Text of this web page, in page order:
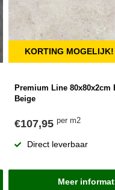
KORTING MOGELIJK!
Premium Line 80x80x2cm
Beige
€107,95 per m2
Direct leverbaar
Meer